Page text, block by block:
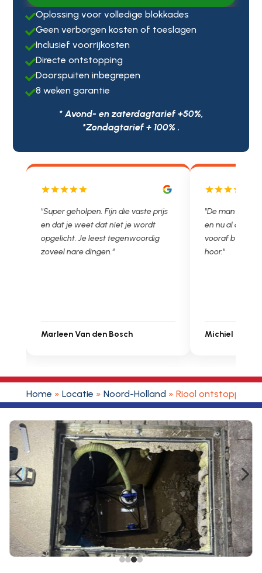
Oplossing voor volledige blokkades
Geen verborgen kosten of toeslagen
Inclusief voorrijkosten
Directe ontstopping
Doorspuiten inbegrepen
8 weken garantie
* Avond- en zaterdagtarief +50%,
*Zondagtarief + 100% .
Fijn die vaste prijs
dat niet je wordt
Je leest tegenwoordig
den Bosch
"De man rijden net weg. 11.00 gebeld
en nu al opgelost voor een vast en
vooraf besproken tarief. Lekker
Michiel Uitdenbongerd
Home » Locatie » Noord-Holland » Riool ontstoppen
4 5